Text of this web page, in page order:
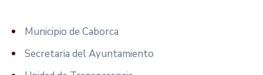
Municipio de Caborca
Secretaria del Ayuntamiento